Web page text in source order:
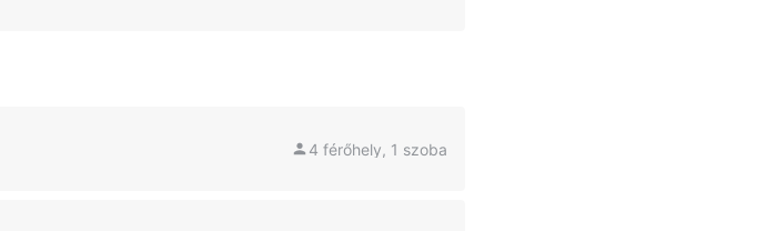
4 férőhely, 1 szoba